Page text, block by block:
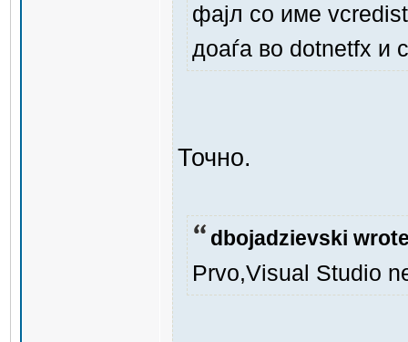
фајл со име
доаѓа во dotnetfx и
Точно.
dbojadzievski
Prvo,Visual Studio